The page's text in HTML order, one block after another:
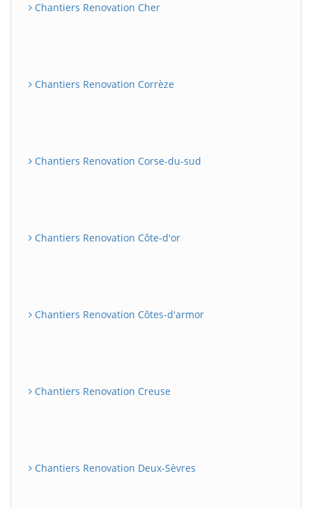
Chantiers Renovation Cher
Chantiers Renovation Corrèze
Chantiers Renovation Corse-du-sud
Chantiers Renovation Côte-d'or
Chantiers Renovation Côtes-d'armor
Chantiers Renovation Creuse
Chantiers Renovation Deux-Sèvres